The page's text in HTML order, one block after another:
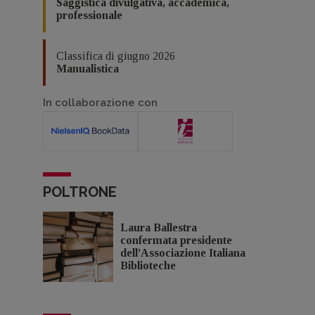
Saggistica divulgativa, accademica,
professionale
Classifica di giugno 2026
Manualistica
In collaborazione con
POLTRONE
Laura Ballestra
confermata presidente
dell’Associazione Italiana
Biblioteche